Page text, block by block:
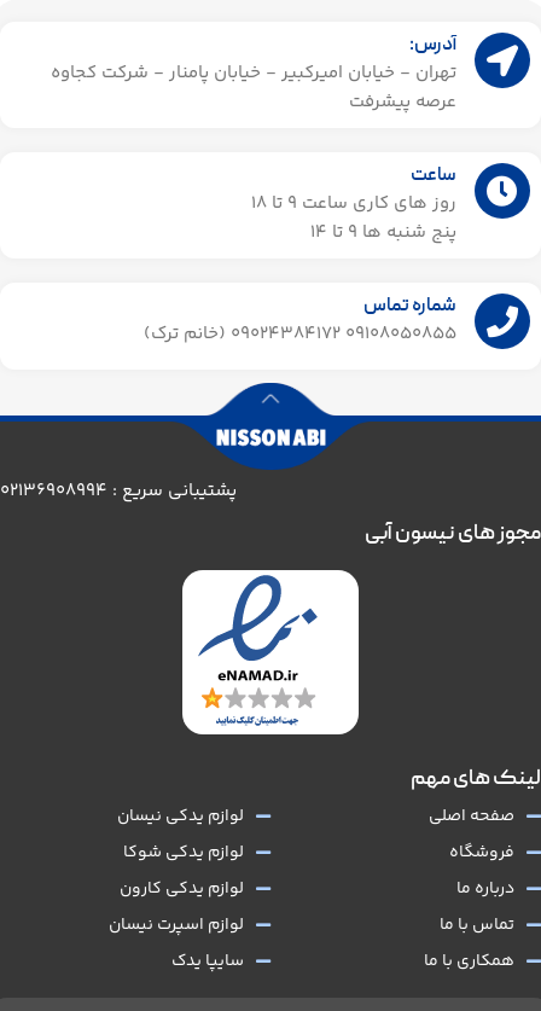
آدرس:
تهران - خیابان امیرکبیر - خیابان پامنار - شرکت کجاوه
عرصه پیشرفت
ساعت
روز های کاری ساعت ۹ تا 18
پنج شنبه ها 9 تا 14​
شماره تماس
09108050855 09024384172 (خانم ترک)
پشتیبانی سریع : 02136908994
لینک های مهم
صفحه اصلی
فروشگاه
درباره ما
تماس با ما
همکاری با ما
لوازم یدکی نیسان
لوازم یدکی شوکا
لوازم یدکی کارون
لوازم اسپرت نیسان
سایپا یدک
مجوز های نیسون آبی